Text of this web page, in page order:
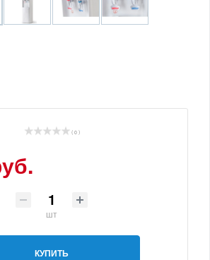
( 0 )
шт
КУПИТЬ